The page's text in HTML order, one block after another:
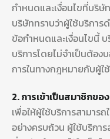
กำหนดและเงื่อนไขที่บริ
บริษัททราบว่าผู้ใช้บริการ
ข้อกำหนดและเงื่อนไขนี้
บริการโดยไม่จำเป็นต้อง
การในทางกฎหมายกับผู้
2. การเข้าเป็นสมาชิกขอ
เพื่อให้ผู้ใช้บริการสามาร
อย่างครบถ้วน ผู้ใช้บริกา